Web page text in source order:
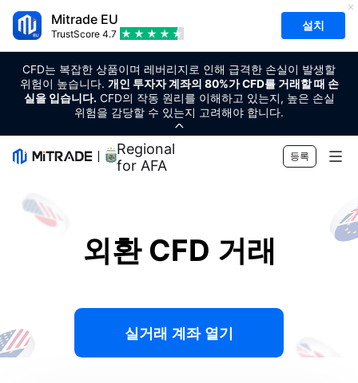
Mitrade EU
TrustScore 4.7
설치
CFD는 복잡한 상품이며 레버리지로 인해 급격한 손실이 발생할
위험이 높습니다. 개인 투자자 계좌의 80%가 CFD를 거래할 때 손
실을 입습니다. CFD의 작동 원리를 이해하고 있는지, 높은 손실
위험을 감당할 수 있는지 고려해야 합니다.
Regional Sponsor
for AFA
등록
주식
비용 및 요금
뉴스
기초
회사
외환 CFD 거래
실거래 계좌 열기